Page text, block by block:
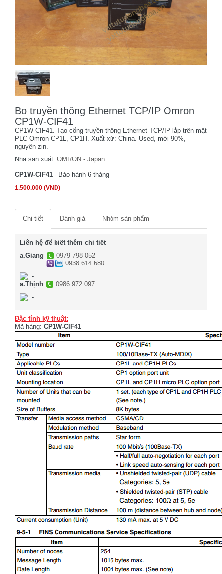
Bo truyền thông Ethernet TCP/IP Omron
CP1W-CIF41
CP1W-CIF41. Tạo cổng truyền thông Ethernet TCP/IP lắp trên mặt
PLC Omron CP1L, CP1H. Xuất xứ: China. Used, mới 90%,
nguyên zin.
Nhà sản xuất: OMRON - Japan
CP1W-CIF41 - Bảo hành 6 tháng
1.500.000 (VND)
Chi tiết Đánh giá Nhóm sản phẩm
Liên hệ để biết thêm chi tiết
a.Giang
0979 798 052
0938 614 680
-
a.Thịnh
0986 972 097
-
Đặc tính kỹ thuật:
Mã hàng: CP1W-CIF41